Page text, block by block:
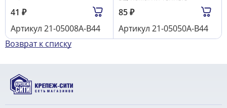
41 ₽
Артикул 21-05008A-B44
85₽
Артикул 21-05050A-B44
Возврат к списку